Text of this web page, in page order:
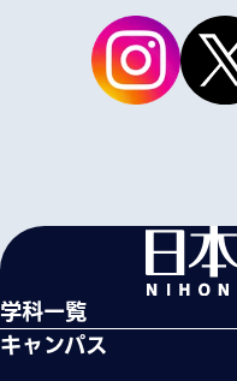
学科一覧
キャンパス